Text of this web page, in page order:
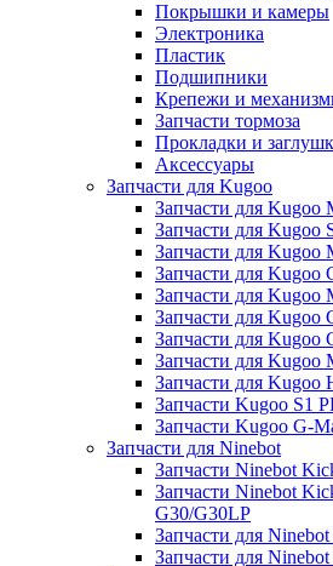
Покрышки и камеры
Электроника
Пластик
Подшипники
Крепежи и
Запчасти тормоза
Прокладки и
Аксессуары
Запчасти для Kugoo
Запчасти для Kugoo
Запчасти для Kugoo
Запчасти для Kugoo
Запчасти для Kugoo
Запчасти для Kugoo
Запчасти для Kugoo
Запчасти для Kugoo
Запчасти для Kugoo
Запчасти для Kugoo
Запчасти Kugoo S1
Запчасти Kugoo G-
Запчасти для Ninebot
Запчасти Ninebot
Запчасти Ninebot
G30/G30LP
Запчасти для
Запчасти для